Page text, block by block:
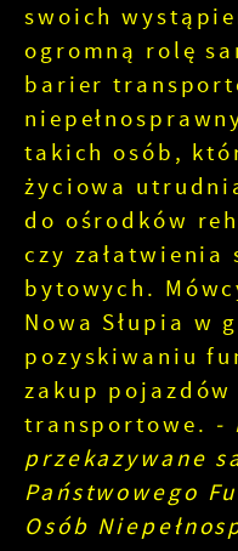
swoich
ogromną rolę
barier
takich osób,
życiowa
do ośrodków
czy załatwienia
bytowych.
Nowa Słupia w
pozyskiwaniu
zakup pojazdów
transportowe. -
przekazywane
Państwowego
Osób